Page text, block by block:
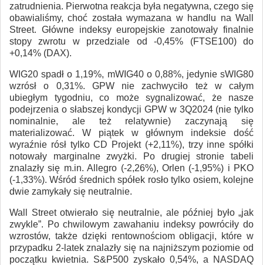
zatrudnienia. Pierwotna reakcja była negatywna, czego się
obawialiśmy, choć została wymazana w handlu na Wall
Street. Główne indeksy europejskie zanotowały finalnie
stopy zwrotu w przedziale od -0,45% (FTSE100) do
+0,14% (DAX).
WIG20 spadł o 1,19%, mWIG40 o 0,88%, jedynie sWIG80
wzrósł o 0,31%. GPW nie zachwyciło też w całym
ubiegłym tygodniu, co może sygnalizować, że nasze
podejrzenia o słabszej kondycji GPW w 3Q2024 (nie tylko
nominalnie, ale też relatywnie) zaczynają się
materializować. W piątek w głównym indeksie dość
wyraźnie rósł tylko CD Projekt (+2,11%), trzy inne spółki
notowały marginalne zwyżki. Po drugiej stronie tabeli
znalazły się m.in. Allegro (-2,26%), Orlen (-1,95%) i PKO
(-1,33%). Wśród średnich spółek rosło tylko osiem, kolejne
dwie zamykały się neutralnie.
Wall Street otwierało się neutralnie, ale później było „jak
zwykle”. Po chwilowym zawahaniu indeksy powróciły do
wzrostów, także dzięki rentownościom obligacji, które w
przypadku 2-latek znalazły się na najniższym poziomie od
początku kwietnia. S&P500 zyskało 0,54%, a NASDAQ